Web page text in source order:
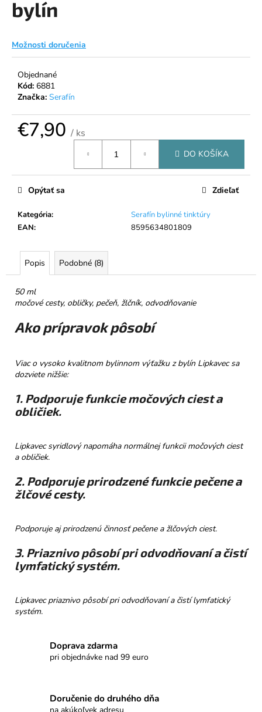
bylín
Možnosti doručenia
Objednané
Kód: 6881
Značka: Serafín
€7,90 / ks
DO KOŠÍKA
Kategória:
Serafín bylinné tinktúry
EAN: 8595634801809
Opýtať sa Zdieľať
Popis Podobné (8)
50 ml
močové cesty, obličky, pečeň, žlčník, odvodňovanie
Ako prípravok pôsobí
Viac o vysoko kvalitnom bylinnom výťažku z bylín Lipkavec sa
dozviete nižšie:
1. Podporuje funkcie močových ciest a
obličiek.
Lipkavec syridlový napomáha normálnej funkcii močových ciest
a obličiek.
2. Podporuje prirodzené funkcie pečene a
žlčové cesty.
Podporuje aj prirodzenú činnosť pečene a žlčových ciest.
3. Priaznivo pôsobí pri odvodňovaní a čistí
lymfatický systém.
Lipkavec priaznivo pôsobí pri odvodňovaní a čistí lymfatický
systém.
á
s
ť
?
HĽADAŤ
O
p
o
a
m
e
TATRANSKÁ
ZMES
BYLINNÝ
ČAJ
€6,50
Doprava zdarma
pri objednávke nad 99 euro
Doručenie do druhého dňa